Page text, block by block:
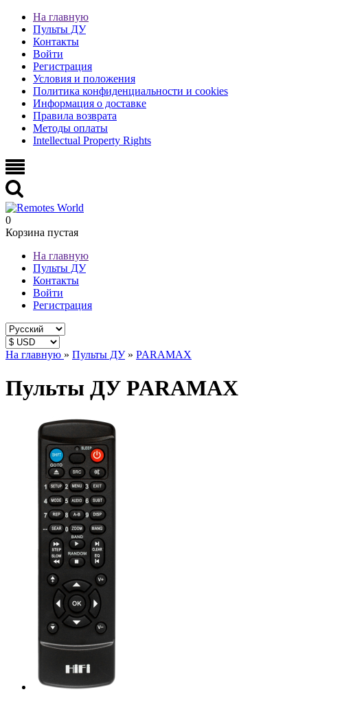
На главную
Пульты ДУ
Контакты
Войти
Регистрация
Условия и положения
Политика конфиденциальности и cookies
Информация о доставке
Правила возврата
Методы оплаты
Intellectual Property Rights
0
Корзина пустая
На главную
Пульты ДУ
Контакты
Войти
Регистрация
На главную » Пульты ДУ » PARAMAX
Пульты ДУ PARAMAX